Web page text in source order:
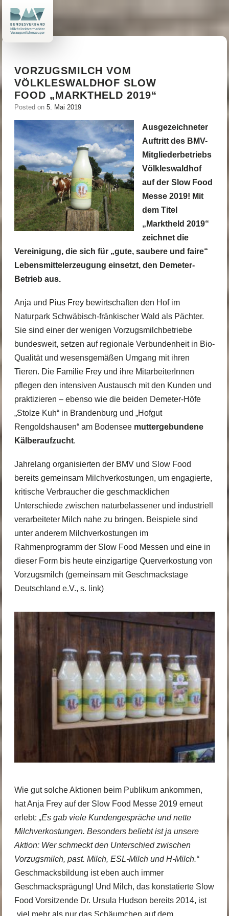
Skip
content
VORZUGSMILCH VOM
VÖLKLESWALDHOF SLOW
FOOD „MARKTHELD 2019“
Posted on 5. Mai 2019
Ausgezeichneter
Auftritt des BMV-
Mitgliederbetriebs
Völkleswaldhof
auf der Slow Food
Messe 2019! Mit
dem Titel
„Marktheld 2019“
zeichnet die
Vereinigung, die sich für „gute, saubere und faire“
Lebensmittelerzeugung einsetzt, den Demeter-
Betrieb aus.
Anja und Pius Frey bewirtschaften den Hof im
Naturpark Schwäbisch-fränkischer Wald als Pächter.
Sie sind einer der wenigen Vorzugsmilchbetriebe
bundesweit, setzen auf regionale Verbundenheit in Bio-
Qualität und wesensgemäßen Umgang mit ihren
Tieren. Die Familie Frey und ihre MitarbeiterInnen
pflegen den intensiven Austausch mit den Kunden und
praktizieren – ebenso wie die beiden Demeter-Höfe
„Stolze Kuh“in Brandenburg und „Hofgut
Rengoldshausen“am Bodensee muttergebundene
Kälberaufzucht.
Jahrelang organisierten der BMV und Slow Food
bereits gemeinsam Milchverkostungen, um engagierte,
kritische Verbraucher die geschmacklichen
Unterschiede zwischen naturbelassener und industriell
verarbeiteter Milch nahe zu bringen. Beispiele sind
unter anderem Milchverkostungen im
Rahmenprogramm der Slow Food Messen und eine in
dieser Form bis heute einzigartige Querverkostung von
Vorzugsmilch (gemeinsam mit Geschmackstage
Deutschland e.V., s. link)
Wie gut solche Aktionen beim Publikum ankommen,
hat Anja Frey auf der Slow Food Messe 2019 erneut
erlebt: „Es gab viele Kundengespräche und nette
Milchverkostungen. Besonders beliebt ist ja unsere
Aktion: Wer schmeckt den Unterschied zwischen
Vorzugsmilch, past. Milch, ESL-Milch und H-Milch.“
Geschmacksbildung ist eben auch immer
Geschmacksprägung! Und Milch, das konstatierte Slow
Food Vorsitzende Dr. Ursula Hudson bereits 2014, ist
„viel mehr als nur das Schäumchen auf dem